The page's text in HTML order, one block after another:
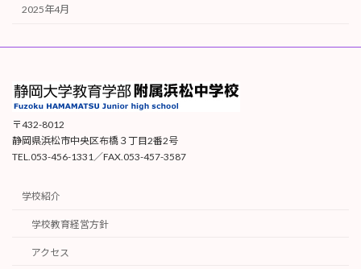
2025年4月
〒432-8012
静岡県浜松市中央区布橋３丁目2番2号
TEL.053-456-1331／FAX.053-457-3587
学校紹介
学校教育経営方針
アクセス